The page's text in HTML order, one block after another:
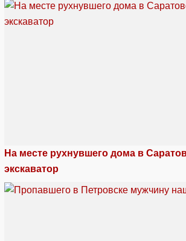
На месте рухнувшего дома в
экскаватор